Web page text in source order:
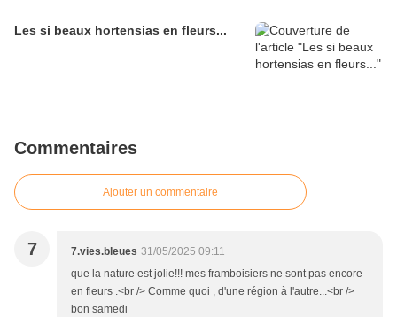
Les si beaux hortensias en fleurs...
Commentaires
Ajouter un commentaire
7 7.vies.bleues 31/05/2025 09:11
que la nature est jolie!!! mes framboisiers ne sont pas encore
en fleurs .<br /> Comme quoi , d'une région à l'autre...<br />
bon samedi